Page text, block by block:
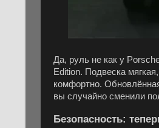
Да, руль не как у
Edition. Подвеска
комфортно.
вы случайно сменили
Безопасность: